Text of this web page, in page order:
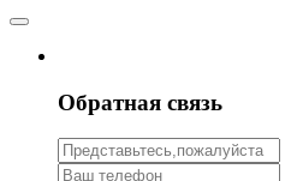
Обратная связь